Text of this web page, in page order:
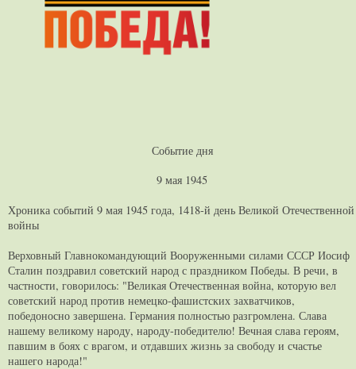
Событие дня
9 мая 1945
Хроника событий 9 мая 1945 года, 1418-й день Великой Отечественной
войны
Верховный Главнокомандующий Вооруженными силами СССР Иосиф
Сталин поздравил советский народ с праздником Победы. В речи, в
частности, говорилось: "Великая Отечественная война, которую вел
советский народ против немецко-фашистских захватчиков,
победоносно завершена. Германия полностью разгромлена. Слава
нашему великому народу, народу-победителю! Вечная слава героям,
павшим в боях с врагом, и отдавших жизнь за свободу и счастье
нашего народа!"